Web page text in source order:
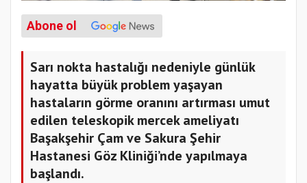
Abone ol
Sarı nokta hastalığı nedeniyle günlük
hayatta büyük problem yaşayan
hastaların görme oranını artırması umut
edilen teleskopik mercek ameliyatı
Başakşehir Çam ve Sakura Şehir
Hastanesi Göz Kliniği’nde yapılmaya
başlandı.